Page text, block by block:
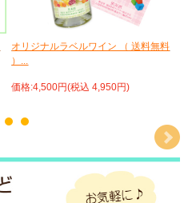
オリジナルラベルワイン （ 送料無料
）...
価格:4,500円(税込 4,950円)